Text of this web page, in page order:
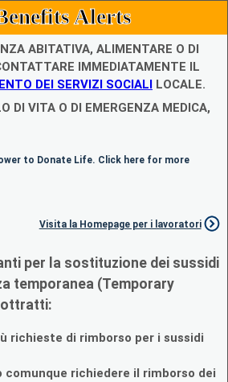
Alerts
ABITATIVA, ALIMENTARE O DI
IMMEDIATAMENTE IL
DEI SERVIZI SOCIALI LOCALE.
DI VITA O DI EMERGENZA MEDICA,
to Donate Life. Click here for more
Visita la Homepage per i lavoratori
per la sostituzione dei sussidi
temporanea (Temporary
richieste di rimborso per i sussidi
comunque richiedere il rimborso dei